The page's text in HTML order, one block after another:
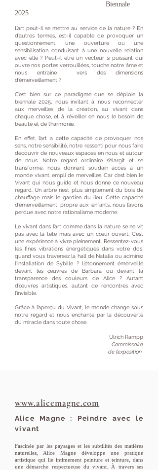
Biennale
2025
L’art peut-il se mettre au service de la nature ? En
d’autres termes, est-il capable de provoquer un
questionnement, une ouverture ou une
sensibilisation conduisant à une nouvelle relation
avec elle ? Peut-il être un vecteur si puissant qui
ouvre nos portes verrouillées, touche notre âme et
nous entraîne vers des dimensions
d’émerveillement ?
C’est bien sur ce paradigme que se déploie la
biennale 2025, nous invitant à nous reconnecter
aux merveilles de la création, au vivant dans
chaque chose, et à réveiller en nous le besoin de
beauté et de l’harmonie.
En effet, l’art a cette capacité de provoquer nos
sens, notre sensibilité, notre ressenti pour nous faire
découvrir de nouveaux espaces en nous et autour
de nous. Notre regard ordinaire s’élargit et se
transforme, nous donnant soudain accès à un
monde vivant, empli de merveilles. Car c’est bien le
Vivant qui nous guide et nous donne ce nouveau
regard. Un arbre n’est plus simplement du bois de
chauffage mais le gardien du lieu. Cette capacité
d’émerveillement, propre aux enfants, nous l’avons
perdue avec notre rationalisme moderne.
Le vivant dans l’art comme dans la nature se ne vit
pas avec la tête mais avec un cœur ouvert. C’est
une expérience à vivre pleinement. Ressentez-vous
les fines vibrations énergétiques dans votre dos,
quand vous traversez la hall de Natalia ou admirez
l'installation de Sybille ? L’étonnement émerveillé
devant les œuvres de Barbara ou devant la
transparence des couleurs de Alice ? Autant
d’œuvres artistiques, autant de rencontres avec
l’invisible.
Grâce à l’aperçu du Vivant, le monde change sous
notre regard et nous enchante par la découverte
du miracle dans toute chose.
Ulrich Rampp
Commissaire
de l’exposition
www.alicemagne.com
Alice Magne : Peindre avec le
vivant
Fascinée par les paysages et les subtilités des matières
naturelles, Alice Magne développe une pratique
artistique qui lie intimement peinture et teinture, dans
une démarche respectueuse du vivant. À travers ses